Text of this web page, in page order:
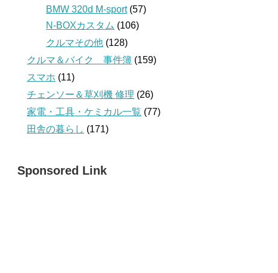
BMW 320d M-sport(57)
N-BOXカスタム (106)
クルマその他 (128)
クルマ＆バイク 事件簿 (159)
スマホ (11)
チェンソー＆草刈機 修理 (26)
家電・工具・ケミカル一覧 (77)
田舎の暮らし (171)
Sponsored Link